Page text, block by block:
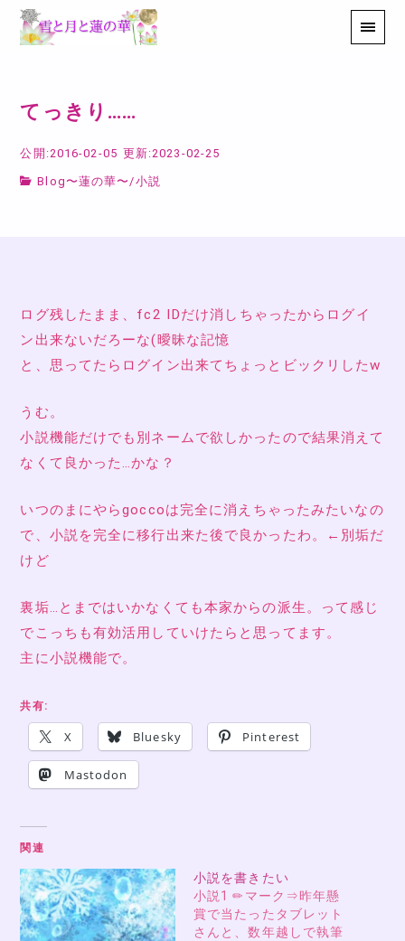
てっきり……
公開:2016-02-05 更新:2023-02-25
Blog〜蓮の華〜 /小説
ログ残したまま、fc2 IDだけ消しちゃったからログイ
ン出来ないだろーな(曖昧な記憶
と、思ってたらログイン出来てちょっとビックリしたw
うむ。
小説機能だけでも別ネームで欲しかったので結果消えて
なくて良かった…かな？
いつのまにやらgoccoは完全に消えちゃったみたいなの
で、小説を完全に移行出来た後で良かったわ。←別垢だ
けど
裏垢…とまではいかなくても本家からの派生。って感じ
でこっちも有効活用していけたらと思ってます。
主に小説機能で。
共有:
X Bluesky Pinterest
Mastodon
関連
小説を書きたい
小説1 ✏マーク⇒昨年懸
賞で当たったタブレット
さんと、数年越しで執筆